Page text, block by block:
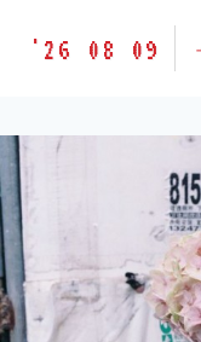
胶
味
'26 08 09